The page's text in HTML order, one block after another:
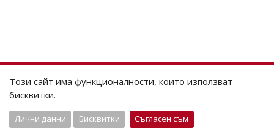
Този сайт има функционалности, които използват
бисквитки.
Лични данни Бисквитки Съгласен съм